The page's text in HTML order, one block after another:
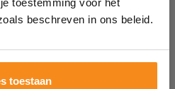
beschreven in ons beleid.
toestaan
99,65
voorraad. Gratis parkeren
terrein.